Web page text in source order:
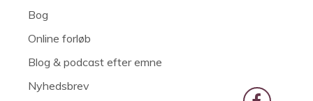
Bog
Online forløb
Blog & podcast efter emne
Nyhedsbrev